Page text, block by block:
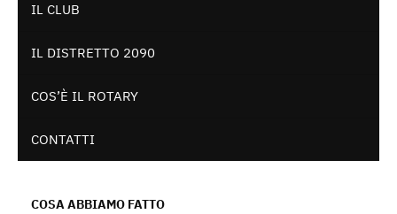
IL CLUB
IL DISTRETTO 2090
COS’È IL ROTARY
CONTATTI
COSA ABBIAMO FATTO